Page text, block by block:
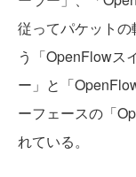
従ってパケット
う「OpenFlowス
ー」と「
ーフェースの「
れている。